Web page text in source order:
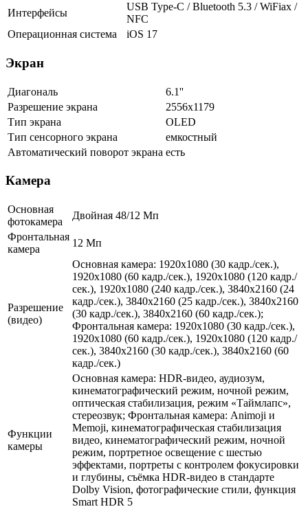
Интерфейсы
USB Type-C / Bluetooth 5.3 / WiFiax /
NFC
Операционная система
iOS 17
Экран
Диагональ
6.1''
Разрешение экрана
2556x1179
Тип экрана
OLED
Тип сенсорного экрана
емкостный
Автоматический поворот экрана есть
Камера
Основная
фотокамера
Двойная 48/12 Мп
Фронтальная
камера
12 Мп
Разрешение
(видео)
Основная камера: 1920x1080 (30 кадр./сек.),
1920x1080 (60 кадр./сек.), 1920x1080 (120 кадр./
сек.), 1920x1080 (240 кадр./сек.), 3840x2160 (24
кадр./сек.), 3840x2160 (25 кадр./сек.), 3840x2160
(30 кадр./сек.), 3840x2160 (60 кадр./сек.);
Фронтальная камера: 1920x1080 (30 кадр./сек.),
1920x1080 (60 кадр./сек.), 1920x1080 (120 кадр./
сек.), 3840x2160 (30 кадр./сек.), 3840x2160 (60
кадр./сек.)
Функции
камеры
Основная камера: HDR‑видео, аудиозум,
кинематографический режим, ночной режим,
оптическая стабилизация, режим «Таймлапс»,
стереозвук; Фронтальная камера: Animoji и
Memoji, кинематографическая стабилизация
видео, кинематографический режим, ночной
режим, портретное освещение с шестью
эффектами, портреты с контролем фокусировки
и глубины, съёмка HDR‑видео в стандарте
Dolby Vision, фотографические стили, функция
Smart HDR 5